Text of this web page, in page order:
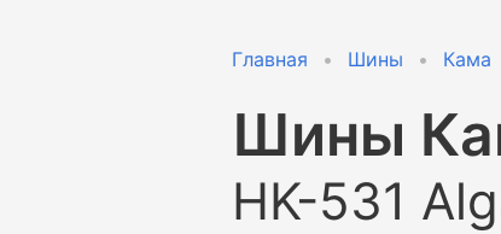
Главная Шины Кама
Шины
HK-531